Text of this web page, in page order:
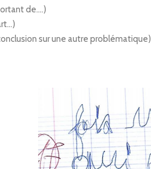
de….)
sur une autre problématique)